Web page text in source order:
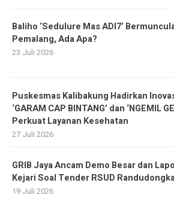
Baliho ‘Sedulure Mas ADI7’
Pemalang, Ada Apa?
23 Juli 2026
Puskesmas Kalibakung Hadirkan
‘GARAM CAP BINTANG’ dan ‘NGEMIL
Perkuat Layanan Kesehatan
27 Juli 2026
GRIB Jaya Ancam Demo Besar dan
Kejari Soal Tender RSUD
19 Juli 2026